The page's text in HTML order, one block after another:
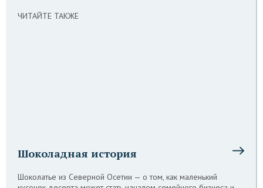
ЧИТАЙТЕ ТАКЖЕ
Шоколадная история
Шоколатье из Северной Осетии — о том, как маленький